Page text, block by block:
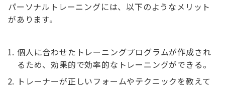
パーソナルトレーニングには、以下のようなメリット
があります。
個人に合わせたトレーニングプログラムが作成され
るため、効果的で効率的なトレーニングができる。
トレーナーが正しいフォームやテクニックを教えて